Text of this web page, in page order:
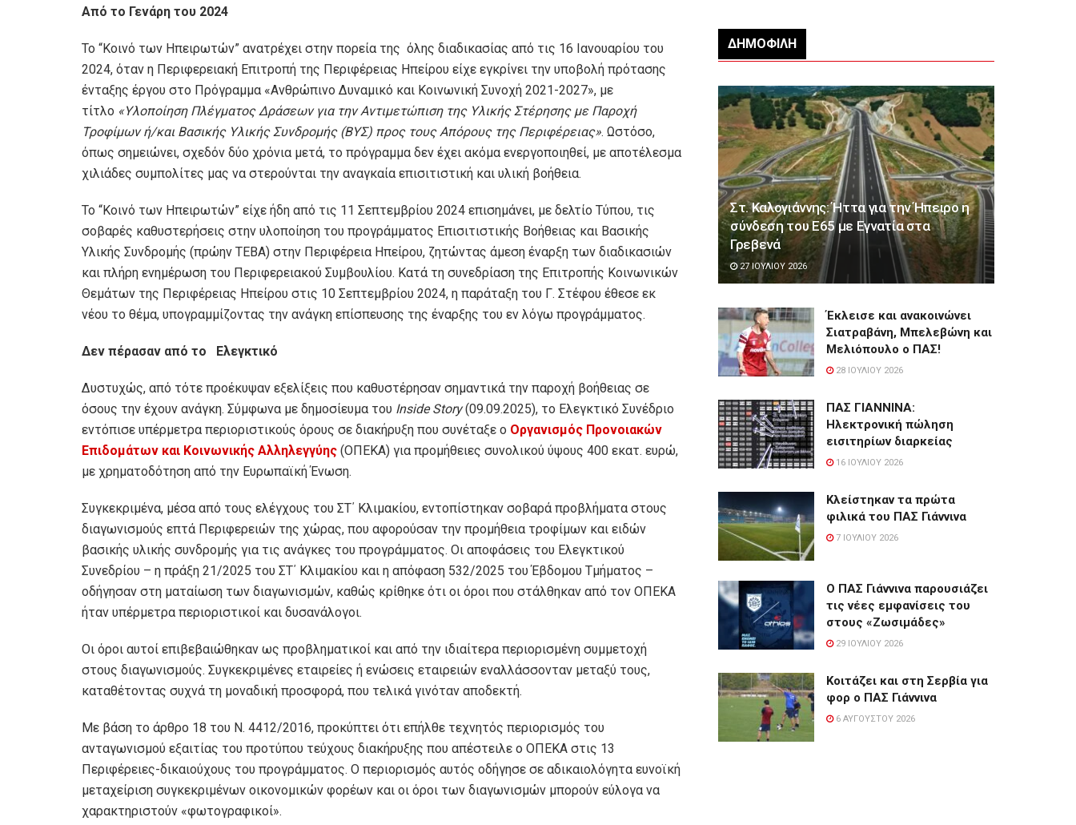
Από το Γενάρη του 2024
Το “Κοινό των Ηπειρωτών” ανατρέχει στην πορεία της όλης διαδικασίας από τις 16 Ιανουαρίου του
2024, όταν η Περιφερειακή Επιτροπή της Περιφέρειας Ηπείρου είχε εγκρίνει την υποβολή πρότασης
ένταξης έργου στο Πρόγραμμα «Ανθρώπινο Δυναμικό και Κοινωνική Συνοχή 2021-2027», με
τίτλο «Υλοποίηση Πλέγματος Δράσεων για την Αντιμετώπιση της Υλικής Στέρησης με Παροχή
Τροφίμων ή/και Βασικής Υλικής Συνδρομής (ΒΥΣ) προς τους Απόρους της Περιφέρειας». Ωστόσο,
όπως σημειώνει, σχεδόν δύο χρόνια μετά, το πρόγραμμα δεν έχει ακόμα ενεργοποιηθεί, με αποτέλεσμα
χιλιάδες συμπολίτες μας να στερούνται την αναγκαία επισιτιστική και υλική βοήθεια.
Το “Κοινό των Ηπειρωτών” είχε ήδη από τις 11 Σεπτεμβρίου 2024 επισημάνει, με δελτίο Τύπου, τις
σοβαρές καθυστερήσεις στην υλοποίηση του προγράμματος Επισιτιστικής Βοήθειας και Βασικής
Υλικής Συνδρομής (πρώην ΤΕΒΑ) στην Περιφέρεια Ηπείρου, ζητώντας άμεση έναρξη των διαδικασιών
και πλήρη ενημέρωση του Περιφερειακού Συμβουλίου. Κατά τη συνεδρίαση της Επιτροπής Κοινωνικών
Θεμάτων της Περιφέρειας Ηπείρου στις 10 Σεπτεμβρίου 2024, η παράταξη του Γ. Στέφου έθεσε εκ
νέου το θέμα, υπογραμμίζοντας την ανάγκη επίσπευσης της έναρξης του εν λόγω προγράμματος.
Δεν πέρασαν από το Ελεγκτικό
Δυστυχώς, από τότε προέκυψαν εξελίξεις που καθυστέρησαν σημαντικά την παροχή βοήθειας σε
όσους την έχουν ανάγκη. Σύμφωνα με δημοσίευμα του Inside Story(09.09.2025), το Ελεγκτικό Συνέδριο
εντόπισε υπέρμετρα περιοριστικούς όρους σε διακήρυξη που συνέταξε ο Οργανισμός Προνοιακών
Επιδομάτων και Κοινωνικής Αλληλεγγύης (ΟΠΕΚΑ) για προμήθειες συνολικού ύψους 400 εκατ. ευρώ,
με χρηματοδότηση από την Ευρωπαϊκή Ένωση.
Συγκεκριμένα, μέσα από τους ελέγχους του ΣΤ΄ Κλιμακίου, εντοπίστηκαν σοβαρά προβλήματα στους
διαγωνισμούς επτά Περιφερειών της χώρας, που αφορούσαν την προμήθεια τροφίμων και ειδών
βασικής υλικής συνδρομής για τις ανάγκες του προγράμματος. Οι αποφάσεις του Ελεγκτικού
Συνεδρίου – η πράξη 21/2025 του ΣΤ΄ Κλιμακίου και η απόφαση 532/2025 του Έβδομου Τμήματος –
οδήγησαν στη ματαίωση των διαγωνισμών, καθώς κρίθηκε ότι οι όροι που στάλθηκαν από τον ΟΠΕΚΑ
ήταν υπέρμετρα περιοριστικοί και δυσανάλογοι.
Οι όροι αυτοί επιβεβαιώθηκαν ως προβληματικοί και από την ιδιαίτερα περιορισμένη συμμετοχή
στους διαγωνισμούς. Συγκεκριμένες εταιρείες ή ενώσεις εταιρειών εναλλάσσονταν μεταξύ τους,
καταθέτοντας συχνά τη μοναδική προσφορά, που τελικά γινόταν αποδεκτή.
Με βάση το άρθρο 18 του Ν. 4412/2016, προκύπτει ότι επήλθε τεχνητός περιορισμός του
ανταγωνισμού εξαιτίας του προτύπου τεύχους διακήρυξης που απέστειλε ο ΟΠΕΚΑ στις 13
Περιφέρειες-δικαιούχους του προγράμματος. Ο περιορισμός αυτός οδήγησε σε αδικαιολόγητα ευνοϊκή
μεταχείριση συγκεκριμένων οικονομικών φορέων και οι όροι των διαγωνισμών μπορούν εύλογα να
χαρακτηριστούν «φωτογραφικοί».
ΔΗΜΟΦΙΛΉ
Στ. Καλογιάννης: Ήττα για την Ήπειρο η
σύνδεση του Ε65 με Εγνατία στα
Γρεβενά
27 ΙΟΥΛΊΟΥ 2026
Έκλεισε και ανακοινώνει
Σιατραβάνη, Μπελεβώνη και
Μελιόπουλο ο ΠΑΣ!
28 ΙΟΥΛΊΟΥ 2026
ΠΑΣ ΓΙΑΝΝΙΝΑ:
Hλεκτρονική πώληση
εισιτηρίων διαρκείας
16 ΙΟΥΛΊΟΥ 2026
Κλείστηκαν τα πρώτα
φιλικά του ΠΑΣ Γιάννινα
7 ΙΟΥΛΊΟΥ 2026
Ο ΠΑΣ Γιάννινα παρουσιάζει
τις νέες εμφανίσεις του
στους «Ζωσιμάδες»
29 ΙΟΥΛΊΟΥ 2026
Κοιτάζει και στη Σερβία για
φορ ο ΠΑΣ Γιάννινα
6 ΑΥΓΟΎΣΤΟΥ 2026